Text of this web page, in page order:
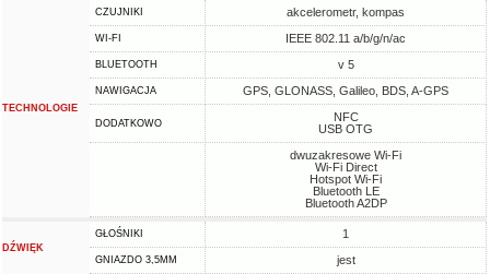
TECHNOLOGIE
CZUJNIKI akcelerometr, kompas
WI-FI IEEE 802.11 a/b/g/n/ac
BLUETOOTH v 5
NAWIGACJA GPS, GLONASS, Galileo, BDS, A-GPS
DODATKOWO
NFC
USB OTG
dwuzakresowe Wi-Fi
Wi-Fi Direct
Hotspot Wi-Fi
Bluetooth LE
Bluetooth A2DP
DŹWIĘK
GŁOŚNIKI 1
GNIAZDO 3,5MM jest